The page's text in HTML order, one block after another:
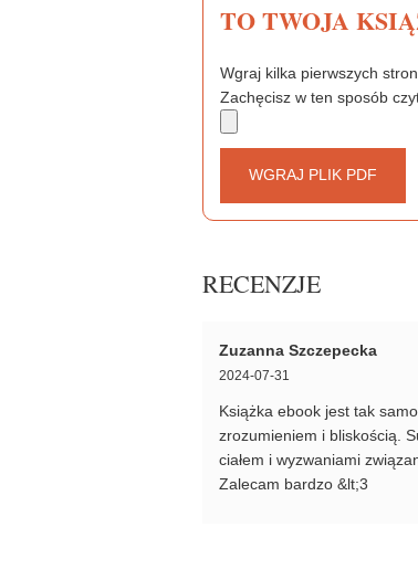
TO TWOJA
Wgraj kilka pierwszych
Zachęcisz w ten sposób
WGRAJ PLIK PDF
RECENZJE
Zuzanna Szczepecka
2024-07-31
Książka ebook jest tak
zrozumieniem i bliskością.
ciałem i wyzwaniami
Zalecam bardzo &lt;3